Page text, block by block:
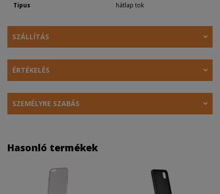
Tipus hátlap tok
SZÁLLÍTÁS
ÉRTÉKELÉS
SZEMÉLYRE SZABÁS
Hasonló termékek